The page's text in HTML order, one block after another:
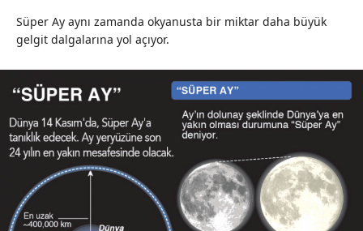
Süper Ay aynı zamanda okyanusta bir miktar daha büyük
gelgit dalgalarına yol açıyor.